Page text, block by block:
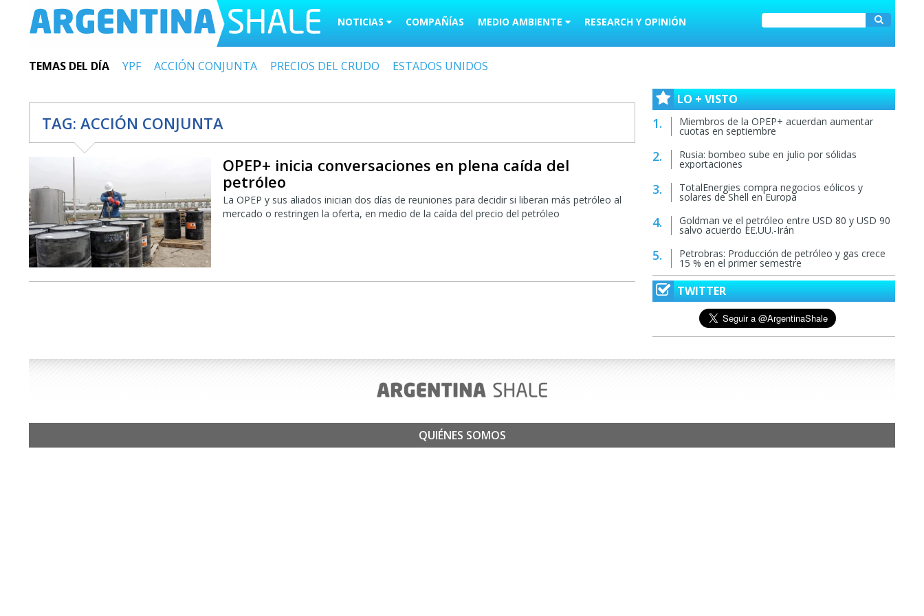
NOTICIAS COMPAÑÍAS MEDIO AMBIENTE RESEARCH Y OPINIÓN
TEMAS DEL DÍA YPF ACCIÓN CONJUNTA PRECIOS DEL CRUDO ESTADOS UNIDOS
TAG: ACCIÓN CONJUNTA
OPEP+ inicia conversaciones en plena caída del
petróleo
La OPEP y sus aliados inician dos días de reuniones para decidir si liberan más petróleo al
mercado o restringen la oferta, en medio de la caída del precio del petróleo
LO + VISTO
Miembros de la OPEP+ acuerdan aumentar
cuotas en septiembre
Rusia: bombeo sube en julio por sólidas
exportaciones
TotalEnergies compra negocios eólicos y
solares de Shell en Europa
Goldman ve el petróleo entre USD 80 y USD 90
salvo acuerdo EE.UU.-Irán
Petrobras: Producción de petróleo y gas crece
15 % en el primer semestre
TWITTER
QUIÉNES SOMOS